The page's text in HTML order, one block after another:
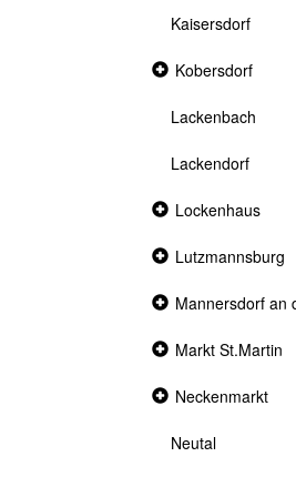
Kaisersdorf
Collapsed
Kobersdorf
Lackenbach
Lackendorf
Collapsed
Lockenhaus
Collapsed
Lutzmannsburg
Collapsed
Mannersdorf an
Collapsed
Markt St.Martin
Collapsed
Neckenmarkt
Neutal